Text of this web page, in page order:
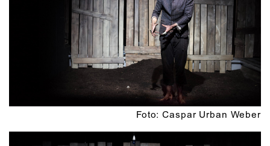
Foto: Caspar Urban Weber